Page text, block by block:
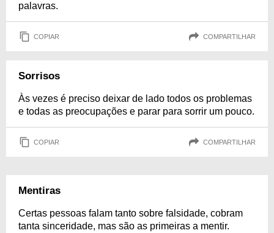
palavras.
COPIAR COMPARTILHAR
Sorrisos
Às vezes é preciso deixar de lado todos os problemas
e todas as preocupações e parar para sorrir um pouco.
COPIAR COMPARTILHAR
Mentiras
Certas pessoas falam tanto sobre falsidade, cobram
tanta sinceridade, mas são as primeiras a mentir.